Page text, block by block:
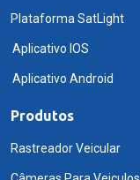
Plataforma SatLight
Aplicativo IOS
Aplicativo Android
Produtos
Rastreador Veicular